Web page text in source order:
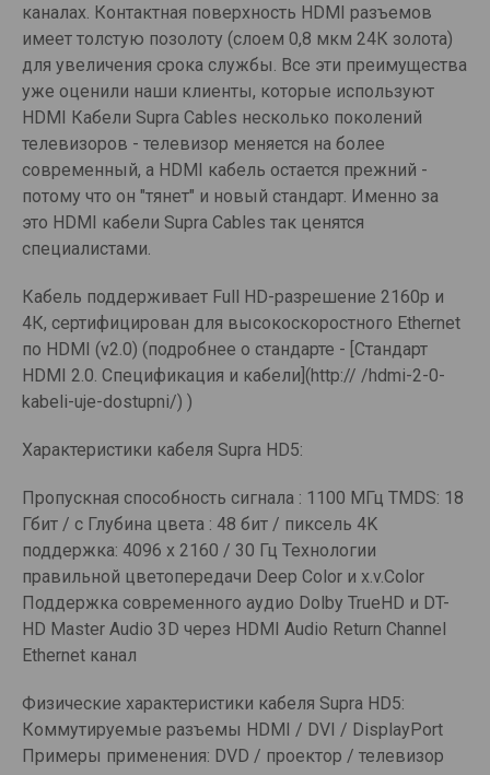
каналах. Контактная поверхность HDMI разъемов
имеет толстую позолоту (слоем 0,8 мкм 24К золота)
для увеличения срока службы. Все эти преимущества
уже оценили наши клиенты, которые используют
HDMI Кабели Supra Cables несколько поколений
телевизоров - телевизор меняется на более
современный, а HDMI кабель остается прежний -
потому что он "тянет" и новый стандарт. Именно за
это HDMI кабели Supra Cables так ценятся
специалистами.
Кабель поддерживает Full HD-разрешение 2160p и
4К, сертифицирован для высокоскоростного Ethernet
по HDMI (v2.0) (подробнее о стандарте - [Стандарт
HDMI 2.0. Спецификация и кабели](http:// /hdmi-2-0-
kabeli-uje-dostupni/) )
Характеристики кабеля Supra HD5:
Пропускная способность сигнала : 1100 МГц TMDS: 18
Гбит / с Глубина цвета : 48 бит / пиксель 4K
поддержка: 4096 х 2160 / 30 Гц Технологии
правильной цветопередачи Deep Color и x.v.Color
Поддержка современного аудио Dolby TrueHD и DT-
HD Master Audio 3D через HDMI Audio Return Channel
Ethernet канал
Физические характеристики кабеля Supra HD5:
Коммутируемые разъемы HDMI / DVI / DisplayPort
Примеры применения: DVD / проектор / телевизор